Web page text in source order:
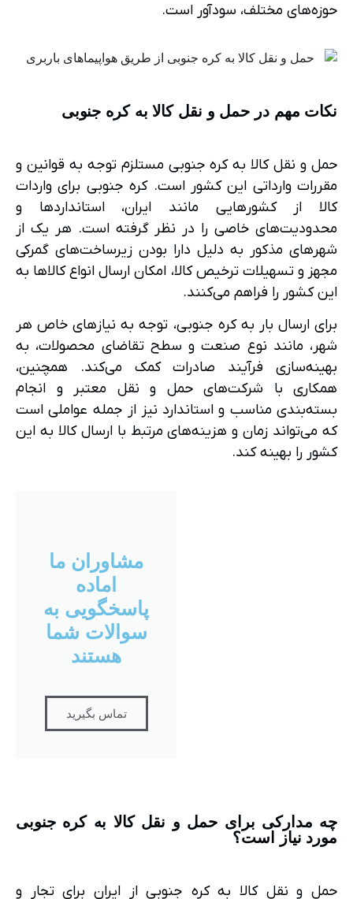
حوزه‌های مختلف، سودآور است.
نکات مهم در حمل و نقل کالا به کره جنوبی
حمل و نقل کالا به کره جنوبی مستلزم توجه به قوانین و
مقررات وارداتی این کشور است. کره جنوبی برای واردات
کالا از کشورهایی مانند ایران، استانداردها و
محدودیت‌های خاصی را در نظر گرفته است. هر یک از
شهرهای مذکور به دلیل دارا بودن زیرساخت‌های گمرکی
مجهز و تسهیلات ترخیص کالا، امکان ارسال انواع کالاها به
این کشور را فراهم می‌کنند.
برای ارسال بار به کره جنوبی، توجه به نیازهای خاص هر
شهر، مانند نوع صنعت و سطح تقاضای محصولات، به
بهینه‌سازی فرآیند صادرات کمک می‌کند. همچنین،
همکاری با شرکت‌های حمل و نقل معتبر و انجام
بسته‌بندی مناسب و استاندارد نیز از جمله عواملی است
که می‌تواند زمان و هزینه‌های مرتبط با ارسال کالا به این
کشور را بهینه کند.
مشاوران ما
اماده
پاسخگویی به
سوالات شما
هستند
تماس بگیرید
چه مدارکی برای حمل و نقل کالا به کره جنوبی
مورد نیاز است؟
حمل و نقل کالا به کره جنوبی از ایران برای تجار و